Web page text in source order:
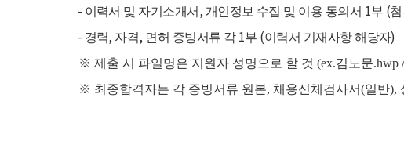
- 이력서 및 자기소개서 , 개인정보 수집 및 이용 동의서 1부 (
- 경력, 자격, 면허 증빙서류 각 1부 (이력서 기재사항 해당자)
※ 제출 시 파일명은 지원자 성명으로 할 것 (ex.김노문.hwp
※ 최종합격자는 각 증빙서류 원본, 채용신체검사서(일반),